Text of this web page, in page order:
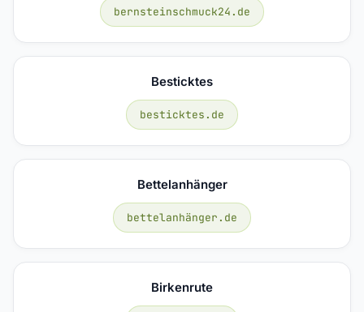
bernsteinschmuck24.de
Besticktes
besticktes.de
Bettelanhänger
bettelanhänger.de
Birkenrute